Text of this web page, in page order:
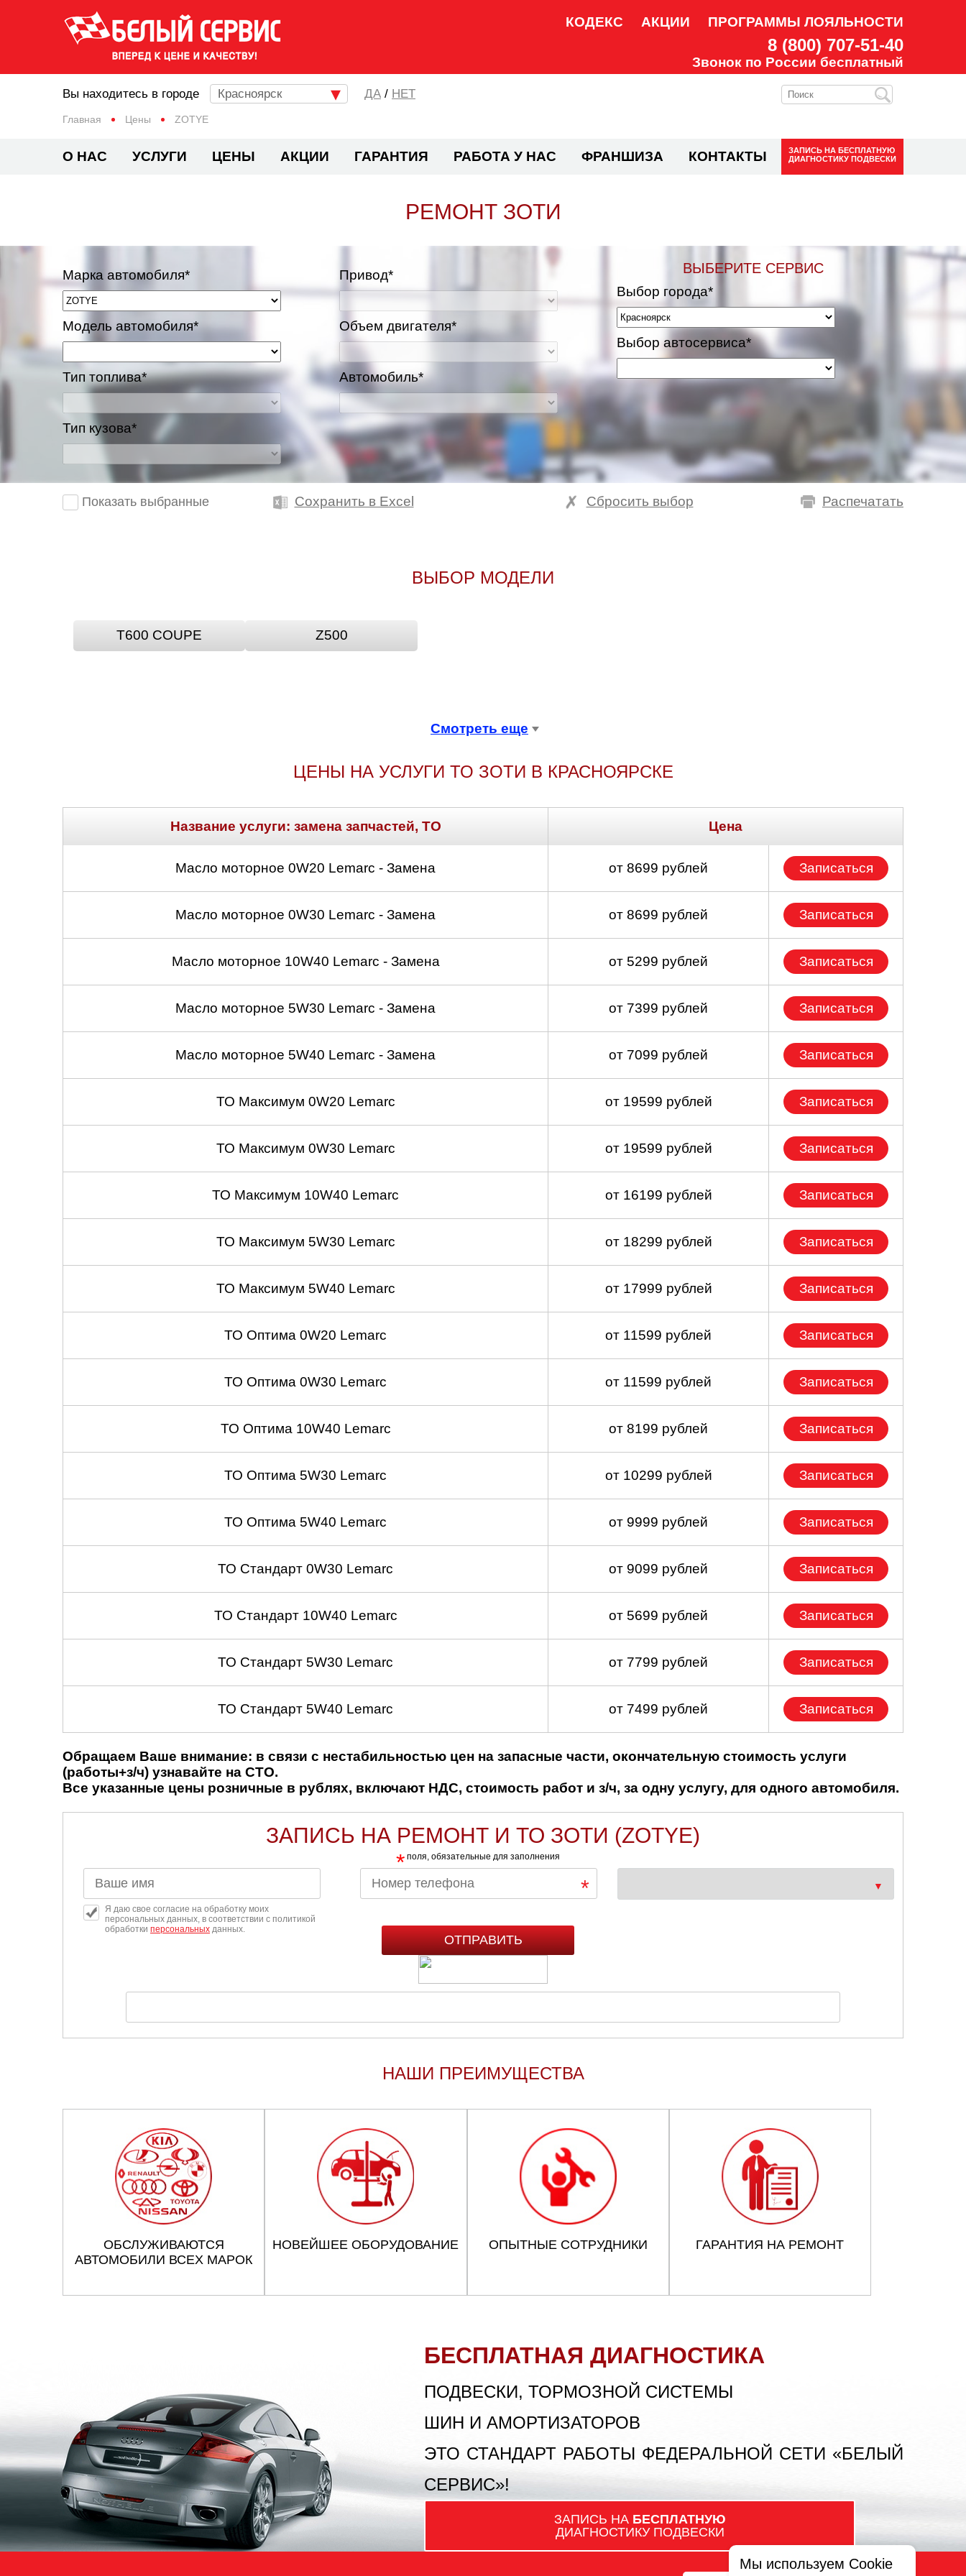
КОДЕКС АКЦИИ ПРОГРАММЫ ЛОЯЛЬНОСТИ
8 (800) 707-51-40
Звонок по России бесплатный
Главная Цены ZOTYE
Вы находитесь в городе Красноярск / НЕТ
О НАС УСЛУГИ ЦЕНЫ АКЦИИ ГАРАНТИЯ РАБОТА У НАС ФРАНШИЗА КОНТАКТЫ ЗАПИСЬ НА БЕСПЛАТНУЮ
ДИАГНОСТИКУ ПОДВЕСКИ
РЕМОНТ ЗОТИ
Марка автомобиля*
Модель автомобиля*
Тип топлива*
Тип кузова*
Привод*
Объем двигателя*
Автомобиль*
ВЫБЕРИТЕ СЕРВИС
Выбор города*
Выбор автосервиса*
Показать выбранные Сохранить в Excel Распечатать
Сбросить выбор
ВЫБОР МОДЕЛИ
T600 COUPE Z500
Смотреть еще
ЦЕНЫ НА УСЛУГИ ТО ЗОТИ В КРАСНОЯРСКЕ
Название услуги: замена запчастей, ТО Цена
Масло моторное 0W20 Lemarc - Замена от 8699 рублей Записаться
Масло моторное 0W30 Lemarc - Замена от 8699 рублей Записаться
Масло моторное 10W40 Lemarc - Замена от 5299 рублей Записаться
Масло моторное 5W30 Lemarc - Замена от 7399 рублей Записаться
Масло моторное 5W40 Lemarc - Замена от 7099 рублей Записаться
ТО Максимум 0W20 Lemarc от 19599 рублей Записаться
ТО Максимум 0W30 Lemarc от 19599 рублей Записаться
ТО Максимум 10W40 Lemarc от 16199 рублей Записаться
ТО Максимум 5W30 Lemarc от 18299 рублей Записаться
ТО Максимум 5W40 Lemarc от 17999 рублей Записаться
ТО Оптима 0W20 Lemarc от 11599 рублей Записаться
ТО Оптима 0W30 Lemarc от 11599 рублей Записаться
ТО Оптима 10W40 Lemarc от 8199 рублей Записаться
ТО Оптима 5W30 Lemarc от 10299 рублей Записаться
ТО Оптима 5W40 Lemarc от 9999 рублей Записаться
ТО Стандарт 0W30 Lemarc от 9099 рублей Записаться
ТО Стандарт 10W40 Lemarc от 5699 рублей Записаться
ТО Стандарт 5W30 Lemarc от 7799 рублей Записаться
ТО Стандарт 5W40 Lemarc от 7499 рублей Записаться
Обращаем Ваше внимание: в связи с нестабильностью цен на запасные части, окончательную стоимость услуги
(работы+з/ч) узнавайте на СТО.
Все указанные цены розничные в рублях, включают НДС, стоимость работ и з/ч, за одну услугу, для одного автомобиля.
ЗАПИСЬ НА РЕМОНТ И ТО ЗОТИ (ZOTYE)
* поля, обязательные для заполнения
Я даю свое согласие на обработку моих
персональных данных, в соответствии с политикой
обработки персональных данных.
НАШИ ПРЕИМУЩЕСТВА
ОБСЛУЖИВАЮТСЯ
АВТОМОБИЛИ ВСЕХ МАРОК
НОВЕЙШЕЕ ОБОРУДОВАНИЕ ОПЫТНЫЕ СОТРУДНИКИ ГАРАНТИЯ НА РЕМОНТ
БЕСПЛАТНАЯ ДИАГНОСТИКА
ПОДВЕСКИ, ТОРМОЗНОЙ СИСТЕМЫ
ШИН И АМОРТИЗАТОРОВ
ЭТО СТАНДАРТ РАБОТЫ ФЕДЕРАЛЬНОЙ СЕТИ «БЕЛЫЙ
СЕРВИС»!
ЗАПИСЬ НА БЕСПЛАТНУЮ
ДИАГНОСТИКУ ПОДВЕСКИ
Мы используем Cookie